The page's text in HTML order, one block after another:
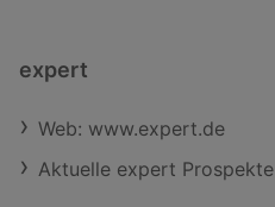
expert
Web: www.expert.de
Aktuelle expert Prospekte